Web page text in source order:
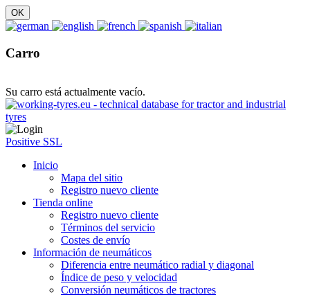
Carro
Su carro está actualmente vacío.
Positive SSL
Inicio
Mapa del sitio
Registro nuevo cliente
Tienda online
Registro nuevo cliente
Términos del servicio
Costes de envío
Información de neumáticos
Diferencia entre neumático radial y diagonal
Índice de peso y velocidad
Conversión neumáticos de tractores